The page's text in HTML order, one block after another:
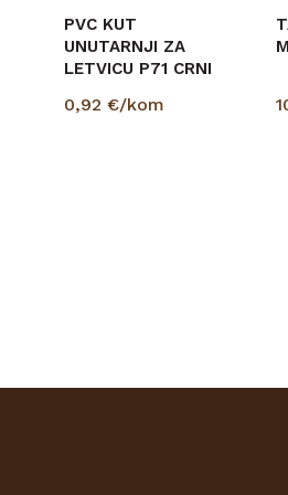
PVC KUT
UNUTARNJI ZA
LETVICU P71 CRNI
0,92 €/kom